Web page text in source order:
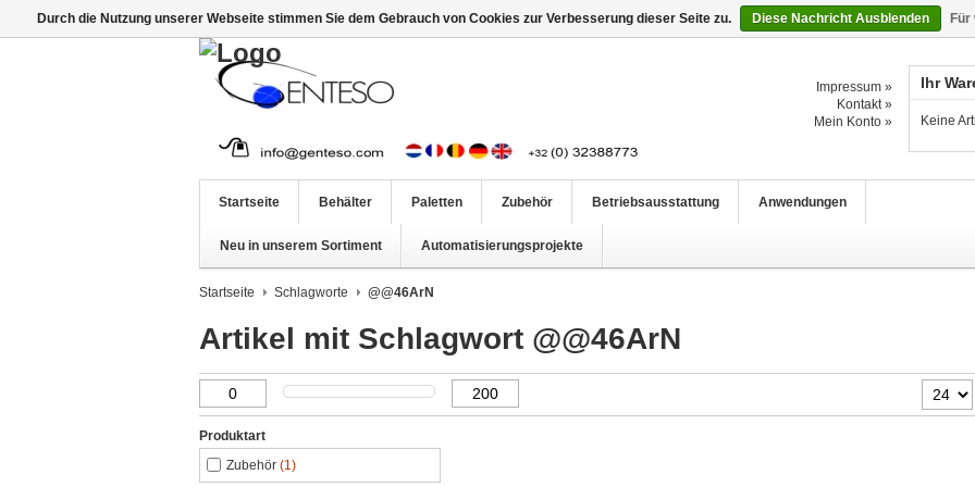
Impressum »
Kontakt »
Mein Konto »
Ihr
Keine
Startseite Behälter Paletten Zubehör Betriebsausstattung Anwendungen
Neu in unserem Sortiment Automatisierungsprojekte
Startseite Schlagworte @@46ArN
Artikel mit Schlagwort @@46ArN
Produktart
Zubehör (1)
Durch die Nutzung unserer Webseite stimmen Sie dem Gebrauch von Cookies zur Verbesserung dieser Seite zu. Diese Nachricht Ausblenden